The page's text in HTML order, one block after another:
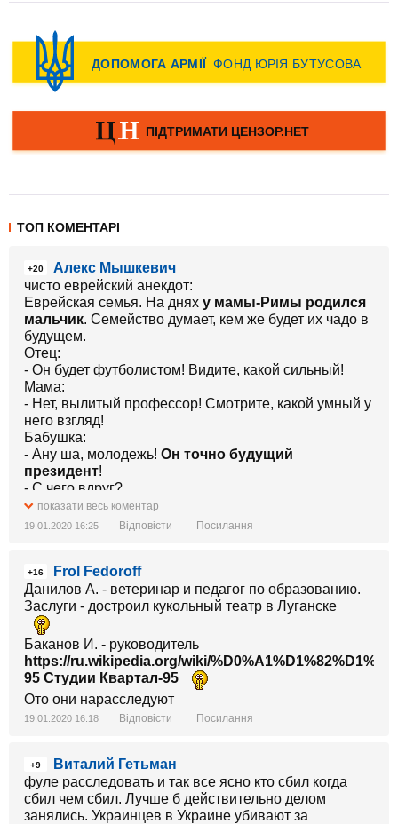
ТОП КОМЕНТАРІ
+20
Алекс Мышкевич
чисто еврейский анекдот:
Еврейская семья. На днях у мамы-Римы родился
мальчик. Семейство думает, кем же будет их чадо в
будущем.
Отец:
- Он будет футболистом! Видите, какой сильный!
Мама:
- Нет, вылитый профессор! Смотрите, какой умный у
него взгляд!
Бабушка:
- Ану ша, молодежь! Он точно будущий
президент!
- С чего вдруг?
-Ну, гляньте:весь обделался
держит головушку!
показати весь коментар
19.01.2020 16:25 Відповісти Посилання
+16
Frol Fedoroff
Данилов А. - ветеринар и педагог по образованию.
Заслуги - достроил кукольный театр в Луганске
Баканов И. - руководитель
https://ru.wikipedia.org/wiki/
95 Студии Квартал-95
Ото они нарасследуют
19.01.2020 16:18 Відповісти Посилання
+9
Виталий Гетьман
фуле расследовать и так все ясно кто сбил когда
сбил чем сбил. Лучше б действительно делом
занялись. Украинцев в Украине убивают за